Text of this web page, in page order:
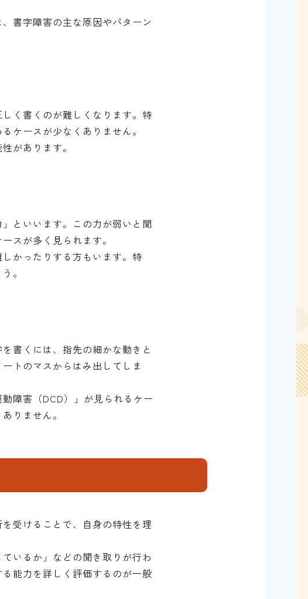
書字障害の主な原因やパターン
く書くのが難しくなります。特
ケースが少なくありません。
があります。
といいます。この力が弱いと聞
スが多く見られます。
かったりする方もいます。特
。
書くには、指先の細かな動きと
トのマスからはみ出してしま
障害（DCD）」が見られるケー
りません。
受けることで、自身の特性を理
いるか」などの聞き取りが行わ
能力を詳しく評価するのが一般